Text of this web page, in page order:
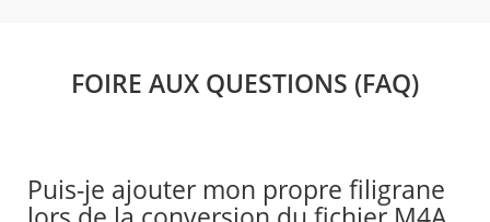
FOIRE AUX QUESTIONS (FAQ)
Puis-je ajouter mon propre filigrane